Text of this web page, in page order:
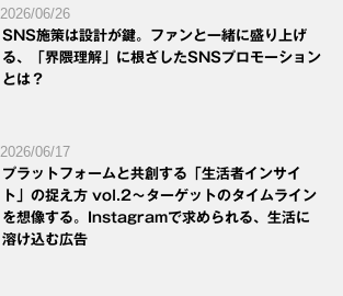
2026/06/26
SNS施策は設計が鍵。ファンと一緒に盛り上げ
る、「界隈理解」に根ざしたSNSプロモーション
とは？
2026/06/17
プラットフォームと共創する「生活者インサイ
ト」の捉え方 vol.2～ターゲットのタイムライン
を想像する。Instagramで求められる、生活に
溶け込む広告